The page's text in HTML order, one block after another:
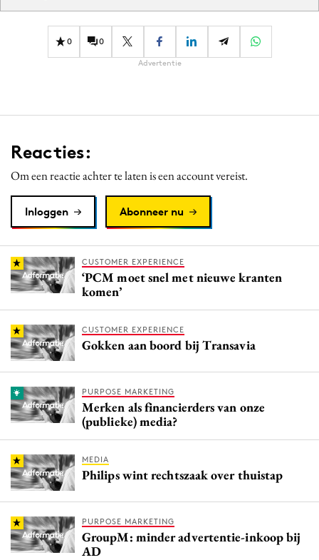
0 0
Advertentie
Reacties:
Om een reactie achter te laten is een account vereist.
Inloggen Abonneer nu
CUSTOMER EXPERIENCE
‘PCM moet snel met nieuwe kranten
komen’
CUSTOMER EXPERIENCE
Gokken aan boord bij Transavia
PURPOSE MARKETING
Merken als financierders van onze
(publieke) media?
MEDIA
Philips wint rechtszaak over thuistap
PURPOSE MARKETING
GroupM: minder advertentie-inkoop bij
AD